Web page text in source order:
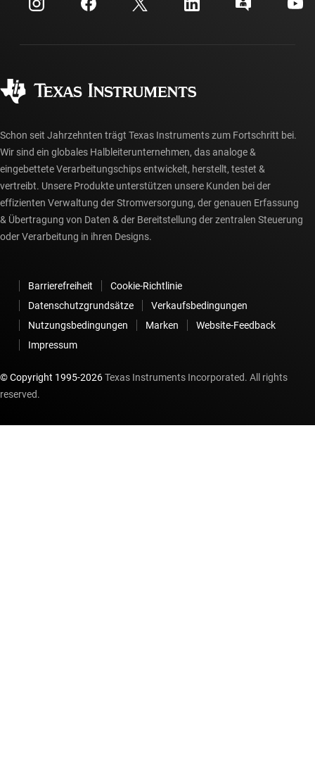
Investorenbeziehungen
Fertigung
myTI-Konto FAQs
Häufig gestellte Fragen zu Bestellungen
Schon seit Jahrzehnten trägt Texas Instruments zum Fortschritt bei.
Wir sind ein globales Halbleiterunternehmen, das analoge &
eingebettete Verarbeitungschips entwickelt, herstellt, testet &
vertreibt. Unsere Produkte unterstützen unsere Kunden bei der
effizienten Verwaltung der Stromversorgung, der genauen Erfassung
& Übertragung von Daten & der Bereitstellung der zentralen Steuerung
oder Verarbeitung in ihren Designs.
Barrierefreiheit
Cookie-Richtlinie
Datenschutzgrundsätze
Verkaufsbedingungen
Nutzungsbedingungen
Marken
Website-Feedback
Impressum
© Copyright 1995-2026Texas Instruments Incorporated. All rights
reserved.